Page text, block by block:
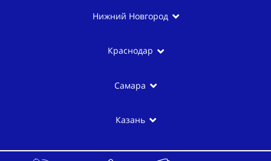
Нижний Новгород
Краснодар
Самара
Казань